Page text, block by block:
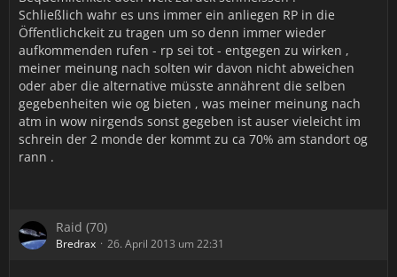
Schließlich wahr es uns immer ein anliegen RP in die
Öffentlichckeit zu tragen um so denn immer wieder
aufkommenden rufen - rp sei tot - entgegen zu wirken ,
meiner meinung nach solten wir davon nicht abweichen
oder aber die alternative müsste annährent die selben
gegebenheiten wie og bieten , was meiner meinung nach
atm in wow nirgends sonst gegeben ist auser vieleicht im
schrein der 2 monde der kommt zu ca 70% am standort og
rann .
Raid (70)
Bredrax 26. April 2013 um 22:31